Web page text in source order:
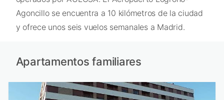
Agoncillo se encuentra a 10 kilómetros de la ciudad
y ofrece unos seis vuelos semanales a Madrid.
Apartamentos familiares